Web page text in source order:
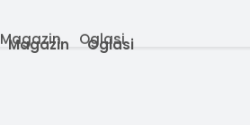
Magazin Oglasi
Magazin Oglasi